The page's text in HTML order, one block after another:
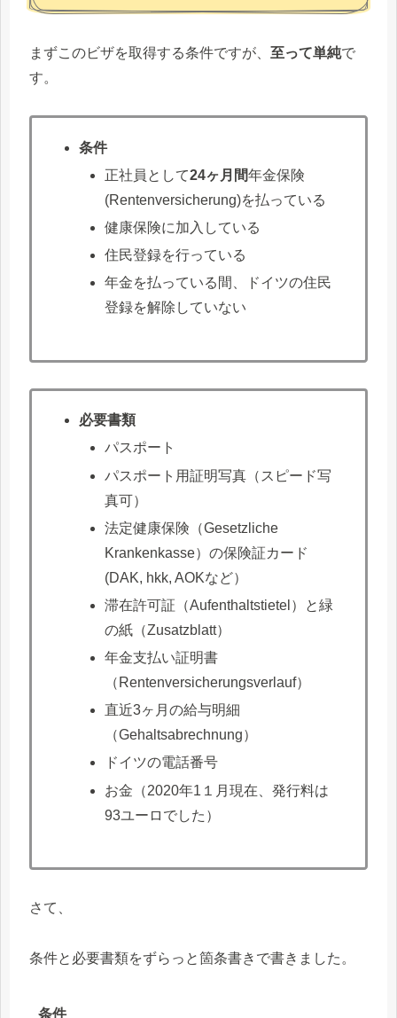
まずこのビザを取得する条件ですが、 至って単純で
す。
条件
正社員として24ヶ月間年金保険
(Rentenversicherung)を払っている
健康保険に加入している
住民登録を行っている
年金を払っている間、ドイツの住民
登録を解除していない
必要書類
パスポート
パスポート用証明写真（スピード写
真可）
法定健康保険（Gesetzliche
Krankenkasse）の保険証カード
(DAK, hkk, AOKなど）
滞在許可証（Aufenthaltstietel）と緑
の紙（Zusatzblatt）
年金支払い証明書
（Rentenversicherungsverlauf）
直近3ヶ月の給与明細
（Gehaltsabrechnung）
ドイツの電話番号
お金（2020年1１月現在、発行料は
93ユーロでした）
さて、
条件と必要書類をずらっと箇条書きで書きました。
条件